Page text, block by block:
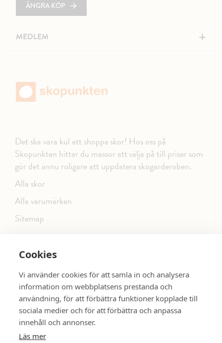
Cookies
Vi använder cookies för att samla in och analysera
information om webbplatsens prestanda och
användning, för att förbättra funktioner kopplade till
sociala medier och för att förbättra och anpassa
innehåll och annonser.
Läs mer
ÅNGRA KÖP
MEDLEM +
Det ska vara kul att shoppa skor! Hos oss på
Skopunkten hittar du massor att välja på till priser som
gör det ännu roligare att uppdatera skogarderoben.
Alla skor
Alla varumärken
Sitemap
FÖLJ OSS PÅ SOCIALA MEDIER
SE MER SKOR: dinsko.se